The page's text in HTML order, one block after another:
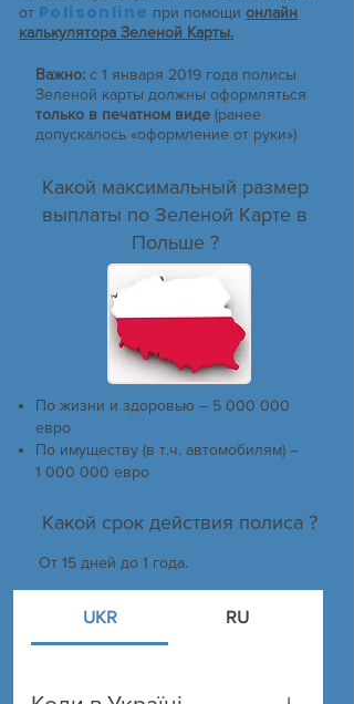
от Polisonline при помощионлайн
калькулятора Зеленой Карты.
Важно: с 1 января 2019 года полисы
Зеленой карты должны оформляться
только в печатном виде (ранее
допускалось «оформление от руки»)
Какой максимальный размер
выплаты по Зеленой Карте в
Польше ?
По жизни и здоровью – 5 000 000
евро
По имуществу (в т.ч. автомобилям) –
1 000 000 евро
Какой срок действия полиса ?
От 15 дней до 1 года.
UKR RU